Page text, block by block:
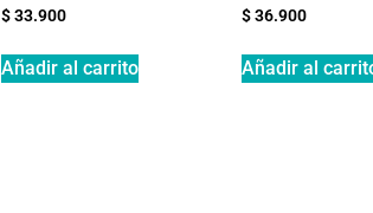
$33.900
Añadir al carrito
$36.900
Añadir al